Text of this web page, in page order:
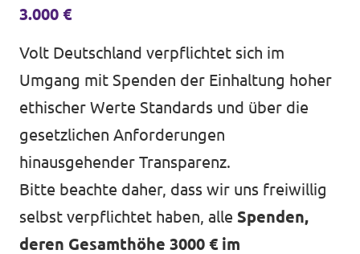
3.000 €
Volt Deutschland verpflichtet sich im
Umgang mit Spenden der Einhaltung hoher
ethischer Werte Standards und über die
gesetzlichen Anforderungen
hinausgehender Transparenz.
Bitte beachte daher, dass wir uns freiwillig
selbst verpflichtet haben, alle Spenden,
deren Gesamthöhe 3000 € im